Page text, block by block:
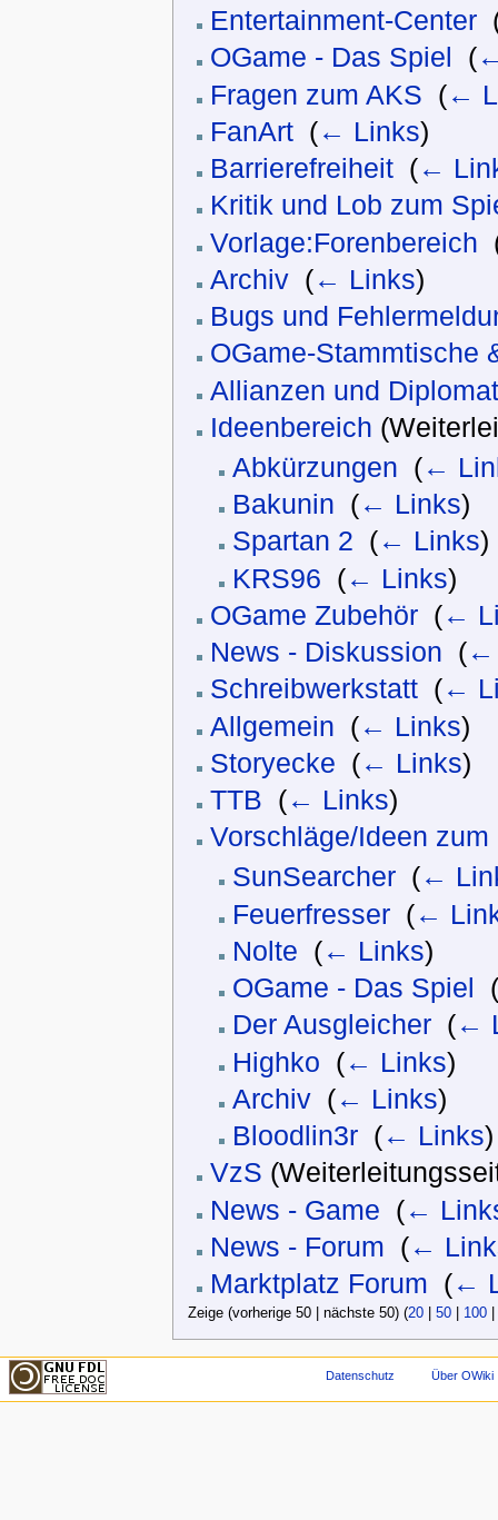
Entertainment-Center‎
OGame - Das Spiel
(
Fragen zum AKS (←
FanArt‎ (← Links)
Barrierefreiheit‎ (←
Kritik und Lob zum
Vorlage:Forenbereich
Archiv‎ (← Links)
Bugs und
OGame-Stammtische
Allianzen und
Ideenbereich
Abkürzungen (←
Bakunin (← Links)
Spartan 2 (← Links)
KRS96 (← Links)
OGame Zubehör‎ (←
News - Diskussion (←
Schreibwerkstatt‎ (←
Allgemein (← Links)
Storyecke (← Links)
TTB (← Links)
Vorschläge/Ideen zum
SunSearcher (←
Feuerfresser (←
Nolte (← Links)
OGame - Das Spiel
Der Ausgleicher (←
Highko (← Links)
Archiv (← Links)
Bloodlin3r (← Links)
VzS
News - Game (←
News - Forum (←
Marktplatz Forum (←
Zeige (vorherige 50 | nächste 50) (20| 50| 100|
Datenschutz Über OWiki